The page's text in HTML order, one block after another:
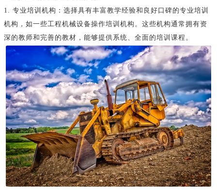
1. 专业培训机构：选择具有丰富教学经验和良好口碑的专业培训
机构，如一些工程机械设备操作培训机构。这些机构通常拥有资
深的教师和完善的教材，能够提供系统、全面的培训课程。